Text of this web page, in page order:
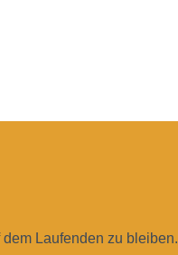
Laufenden zu bleiben.